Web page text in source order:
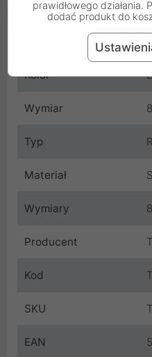
Cechy produktu
Kolor
Wymiar
Typ
Materiał
Wymiary
Producent
Kod
SKU
EAN
prawidłowego działania.
dodać produkt do